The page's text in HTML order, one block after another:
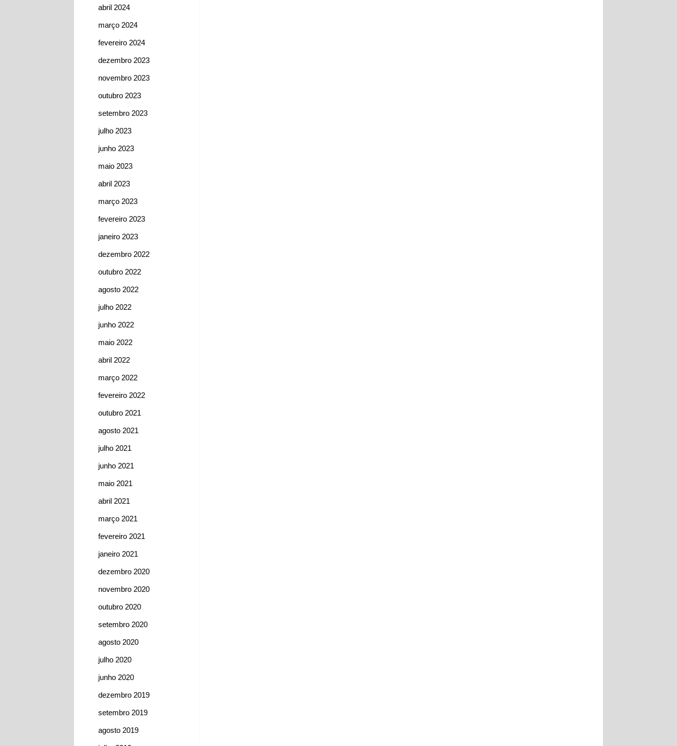
abril 2024
março 2024
fevereiro 2024
dezembro 2023
novembro 2023
outubro 2023
setembro 2023
julho 2023
junho 2023
maio 2023
abril 2023
março 2023
fevereiro 2023
janeiro 2023
dezembro 2022
outubro 2022
agosto 2022
julho 2022
junho 2022
maio 2022
abril 2022
março 2022
fevereiro 2022
outubro 2021
agosto 2021
julho 2021
junho 2021
maio 2021
abril 2021
março 2021
fevereiro 2021
janeiro 2021
dezembro 2020
novembro 2020
outubro 2020
setembro 2020
agosto 2020
julho 2020
junho 2020
dezembro 2019
setembro 2019
agosto 2019